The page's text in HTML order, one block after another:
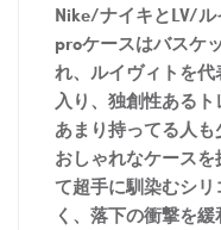
Nike/ナイキとLV/
proケースはバスケ
れ、ルイヴィトを
入り、独創性あるト
あまり持ってる人
おしゃれなケース
て超手に馴染むシ
く、落下の衝撃を緩